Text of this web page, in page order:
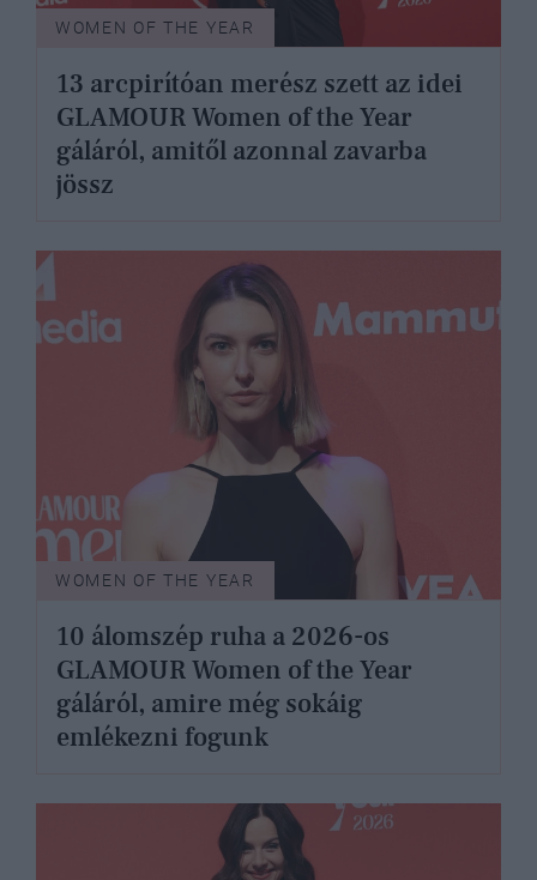
WOMEN OF THE YEAR
13 arcpirítóan merész szett az idei
GLAMOUR Women of the Year
gáláról, amitől azonnal zavarba
jössz
WOMEN OF THE YEAR
10 álomszép ruha a 2026-os
GLAMOUR Women of the Year
gáláról, amire még sokáig
emlékezni fogunk